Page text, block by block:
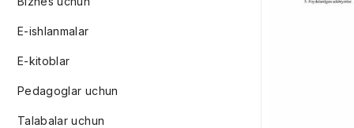
E-ishlanmalar
E-kitoblar
Pedagoglar uchun
Talabalar uchun